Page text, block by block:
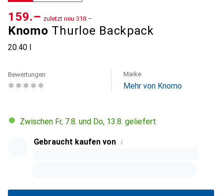
Knomo Thurloe Backpack
20.40 l
CHF
159.– zuletzt neu CHF
318.–
Bewertungen Marke
Mehr von Knomo
Zwischen Fr, 7.8. und Do, 13.8. geliefert
Gebraucht kaufen von i